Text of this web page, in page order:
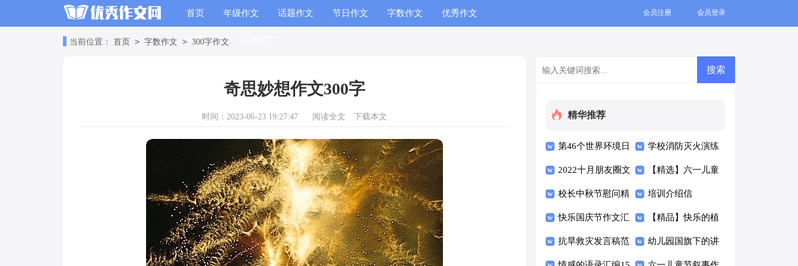
首页 年级作文 话题作文 节日作文 字数作文 优秀作文
句子语录
会员登录
会员注册
当前位置： 首页 > 字数作文 > 300字作文
奇思妙想作文300字
时间：2023-06-23 19:27:47 阅读全文 下载本文 精华推荐
第46个世界环境日
国旗下讲话稿通用
学校消防灭火演练
方案范文（通用8
篇）
2022十月朋友圈文
案（精选50句）
【精选】六一儿童
节的作文四篇
校长中秋节慰问精
彩讲话稿（通用8
篇）
培训介绍信
快乐国庆节作文汇
编7篇
【精品】快乐的植
树节作文七篇
抗旱救灾发言稿范 幼儿园国旗下的讲